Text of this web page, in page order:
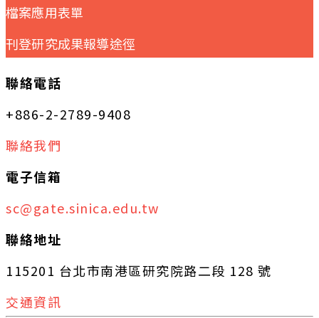
檔案應用表單
刊登研究成果報導途徑
聯絡電話
+886-2-2789-9408
聯絡我們
電子信箱
sc@gate.sinica.edu.tw
聯絡地址
115201 台北市南港區研究院路二段 128 號
交通資訊